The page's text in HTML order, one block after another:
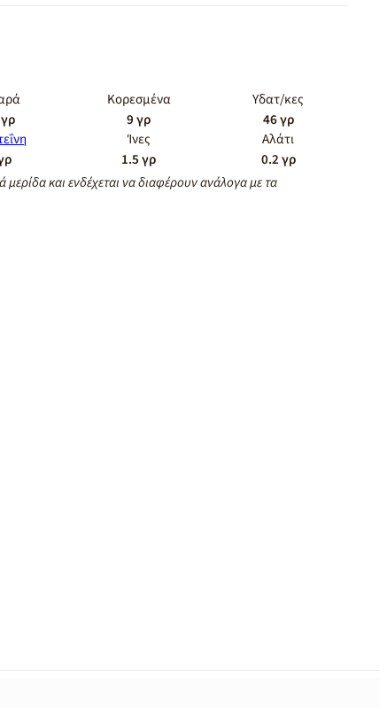
Κορεσμένα
9 γρ
Υδατ/κες
46 γρ
Ίνες
1.5 γρ
Αλάτι
0.2 γρ
μερίδα και ενδέχεται να διαφέρουν ανάλογα με τα